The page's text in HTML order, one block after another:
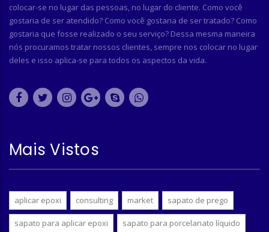
colocar-se no lugar das pessoas, no lugar do cliente. Como você
gostaria de ser atendido? Como você gostaria de ser tratado? Como
gostaria que fosse realizado o seu serviço? Dessa mesma maneira
nós procuramos tratar nossos clientes, sempre nos colocar no lugar
deles e isso aplica-se para todos os aspectos da vida.
Mais Vistos
aplicar epoxi consulting market sapato de prego
sapato para aplicar epoxi sapato para porcelanato líquido